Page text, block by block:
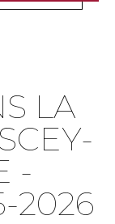
LA
-
2026